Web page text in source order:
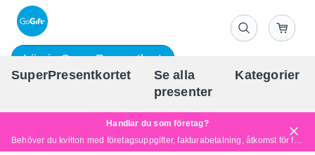
Lös in SuperPresentkort
SuperPresentkortet
Se alla
presenter
Kategorier
Handlar du som företag?
Behöver du kvitton med företagsuppgifter, fakturabetalning, åtkomst för flera användare eller skräddarsydda lösningar?